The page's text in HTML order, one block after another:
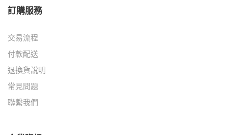
訂購服務
交易流程
付款配送
退換貨說明
常見問題
聯繫我們